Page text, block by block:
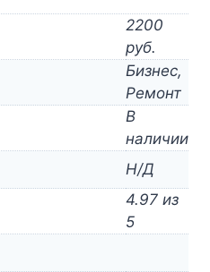
2200
руб.
Бизнес,
Ремонт
В
наличии
Н/Д
4.97 из
5